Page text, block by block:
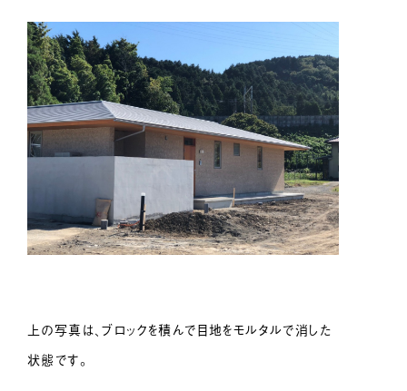
上の写真は、ブロックを積んで目地をモルタルで消した
状態です。